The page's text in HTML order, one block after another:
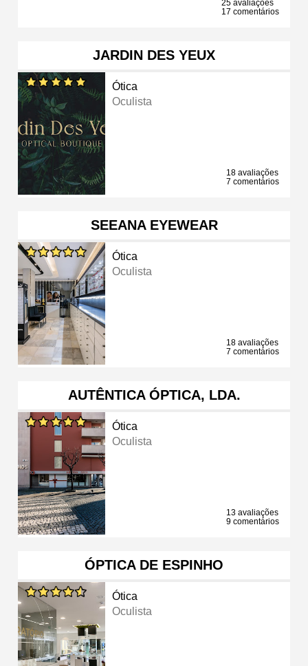
25 avaliações
17 comentários
JARDIN DES YEUX
Ótica
Oculista
18 avaliações
7 comentários
SEEANA EYEWEAR
Ótica
Oculista
18 avaliações
7 comentários
AUTÊNTICA ÓPTICA, LDA.
Ótica
Oculista
13 avaliações
9 comentários
ÓPTICA DE ESPINHO
Ótica
Oculista